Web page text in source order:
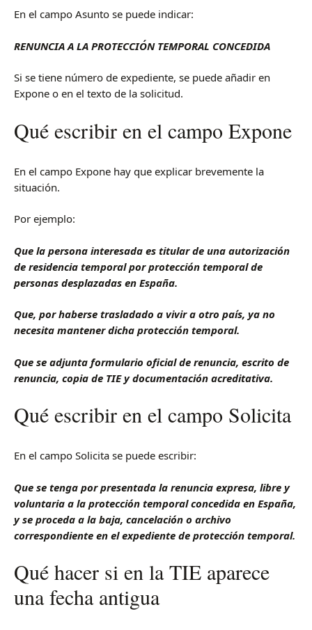
En el campo Asunto se puede indicar:
RENUNCIA A LA PROTECCIÓN TEMPORAL CONCEDIDA
Si se tiene número de expediente, se puede añadir en
Expone o en el texto de la solicitud.
Qué escribir en el campo Expone
En el campo Expone hay que explicar brevemente la
situación.
Por ejemplo:
Que la persona interesada es titular de una autorización
de residencia temporal por protección temporal de
personas desplazadas en España.
Que, por haberse trasladado a vivir a otro país, ya no
necesita mantener dicha protección temporal.
Que se adjunta formulario oficial de renuncia, escrito de
renuncia, copia de TIE y documentación acreditativa.
Qué escribir en el campo Solicita
En el campo Solicita se puede escribir:
Que se tenga por presentada la renuncia expresa, libre y
voluntaria a la protección temporal concedida en España,
y se proceda a la baja, cancelación o archivo
correspondiente en el expediente de protección temporal.
Qué hacer si en la TIE aparece
una fecha antigua